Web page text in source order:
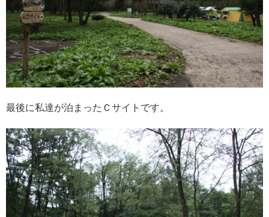
最後に私達が泊まったＣサイトです。